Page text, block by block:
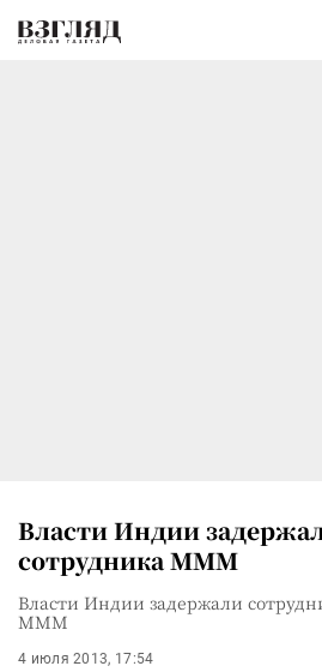
Власти Индии
сотрудника МММ
Власти Индии задержали
МММ
4 июля 2013, 17:54